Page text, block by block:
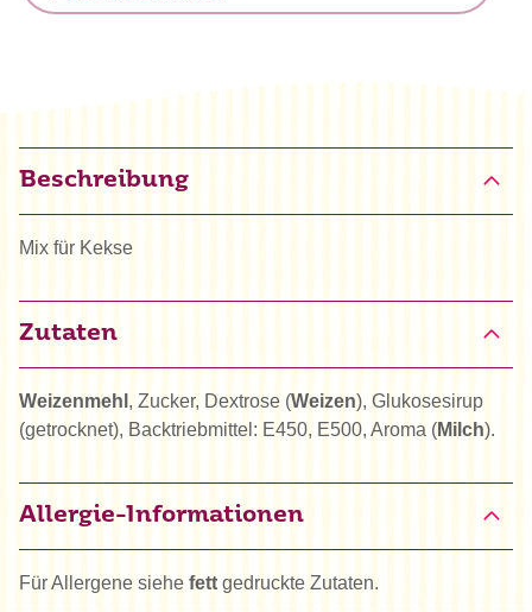
Beschreibung
Mix für Kekse
Zutaten
Weizenmehl , Zucker, Dextrose (Weizen), Glukosesirup
(getrocknet), Backtriebmittel: E450, E500, Aroma (Milch).
Allergie-Informationen
Für Allergene siehe fett gedruckte Zutaten.